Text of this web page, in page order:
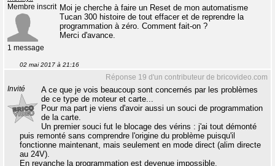
Membre inscrit
1 message
Moi je cherche à faire un Reset de mon automatisme
Tucan 300 histoire de tout effacer et de reprendre la
programmation à zéro. Comment fait-on ?
Merci d'avance.
02 mai 2017 à 21:16
Réponse 19 d'un contributeur de bricovideo.com
Invité
A ce que je vois beaucoup sont concernés par les problèmes
de ce type de moteur et carte...
Pour ma part je viens d'avoir aussi un souci de programmation
de la carte.
Un premier souci fut le blocage des vérins : j'ai tout démonté
puis remonté sans comprendre l'origine du problème puisqu'il
fonctionne maintenant, mais seulement en mode direct (alim directe
au 24V).
En revanche la programmation est devenue impossible.